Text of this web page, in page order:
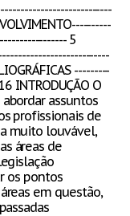
5
---------
INTRODUÇÃO O
assuntos
profissionais de
muito louvável,
áreas de
os pontos
em questão,